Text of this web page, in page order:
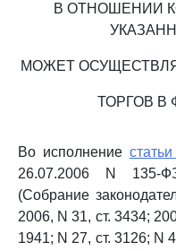
В ОТНОШЕНИИ
МОЖЕТ
ТОРГОВ В
Во исполнение
26.07.2006 N 135-
(Собрание
2006, N 31, ст. 3434;
1941; N 27, ст. 3126; N